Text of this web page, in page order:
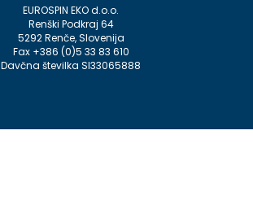
EUROSPIN EKO d.o.o.
Renški Podkraj 64
5292 Renče, Slovenija
Fax +386 (0)5 33 83 610
Davčna številka SI33065888